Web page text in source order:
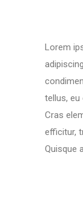
Lorem
tellus, eu
Cras
efficitur,
Quisque